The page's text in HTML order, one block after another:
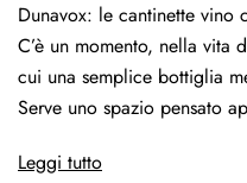
Dunavox: le cantinette vino
C’è un momento, nella
cui una semplice bottiglia
Serve uno spazio pensato
Leggi tutto